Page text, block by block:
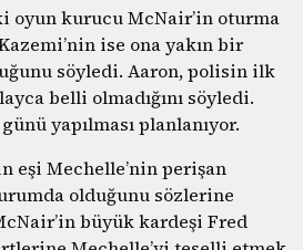
oyun kurucu McNair’in oturma
ise ona yakın bir
söyledi. Aaron, polisin ilk
belli olmadığını söyledi.
yapılması planlanıyor.
eşi Mechelle’nin perişan
olduğunu sözlerine
büyük kardeşi Fred